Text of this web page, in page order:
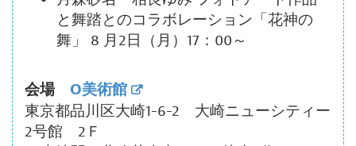
と舞踏とのコラボレーション「花神の
舞」 8 月2日（月）17：00～
会場 O美術館
東京都品川区大崎1-6-2 大崎ニューシティー
2号館 2Ｆ